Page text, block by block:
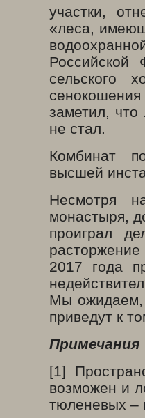
участки,
«леса,
сельского
сенокошения
заметил,
не стал.
Комбинат
высшей
Несмотря
монастыря,
проиграл
2017 года
Мы ожидаем,
приведут к
Примечания
[1]
возможен и
тюленевых –